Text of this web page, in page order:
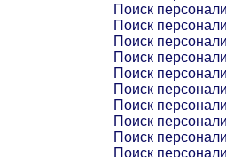
Поиск
Поиск
Поиск
Поиск
Поиск
Поиск
Поиск
Поиск
Поиск
Поиск